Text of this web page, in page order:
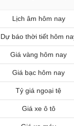
Lịch âm hôm nay
Dự báo thời tiết hôm
Giá vàng hôm nay
Giá bạc hôm nay
Tỷ giá ngoại tệ
Giá xe ô tô